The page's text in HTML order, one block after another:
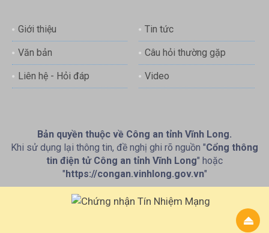
Giới thiệu Tin tức
Văn bản Câu hỏi thường gặp
Liên hệ - Hỏi đáp Video
Bản quyền thuộc về Công an tỉnh Vĩnh Long.
Khi sử dụng lại thông tin, đề nghị ghi rõ nguồn "Cổng thông
tin điện tử Công an tỉnh Vĩnh Long" hoặc
"https://congan.vinhlong.gov.vn"